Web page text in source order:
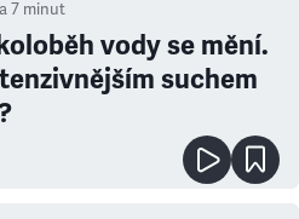
7 minut
vody se mění.
suchem